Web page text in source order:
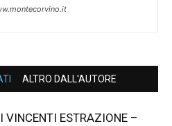
ALTRO DALL'AUTORE
VINCENTI ESTRAZIONE –